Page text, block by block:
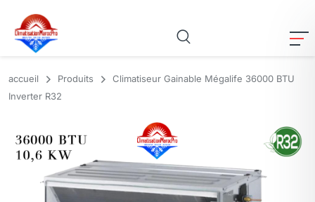
accueil Produits
Climatiseur Gainable Mégalife 36000 BTU
Inverter R32